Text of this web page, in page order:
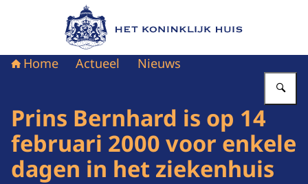
Naar de homepage van Het Koninklijk Huis
Home Actueel Nieuws
Prins Bernhard is op 14
februari 2000 voor enkele
dagen in het ziekenhuis